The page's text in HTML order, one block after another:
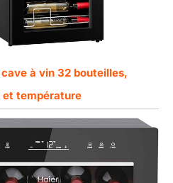
à vin 32 bouteilles,
et température